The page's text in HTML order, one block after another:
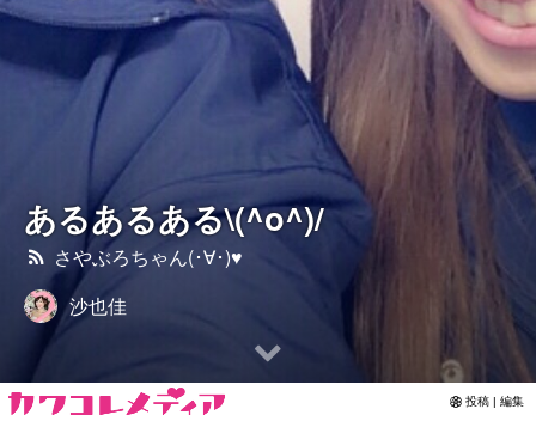
あるあるある\(^o^)/
さやぶろちゃん(･∀･)♥
沙也佳
投稿 | 編集